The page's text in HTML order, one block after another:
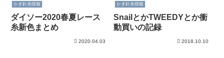
かぎ針糸情報
ダイソー2020春夏レース
糸新色まとめ
2020.04.03
かぎ針糸情報
SnailとかTWEEDYとか衝
動買いの記録
2018.10.10